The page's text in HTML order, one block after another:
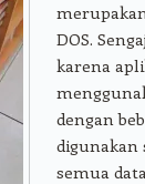
DOS.
karena
dengan
digunakan
semua